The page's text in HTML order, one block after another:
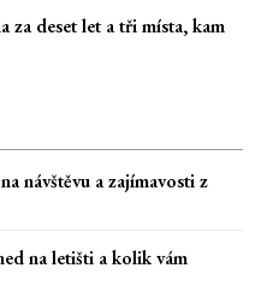
za deset let a tři místa, kam
návštěvu a zajímavosti z
na letišti a kolik vám